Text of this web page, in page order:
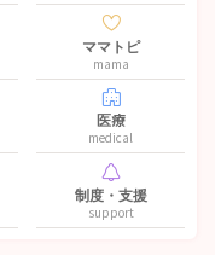
ママトピ
mama
医療
medical
制度・支援
support